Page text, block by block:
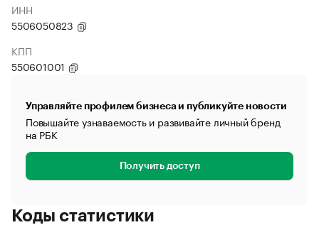
ИНН
5506050823
КПП
550601001
Управляйте профилем бизнеса и публикуйте новости
Повышайте узнаваемость и развивайте личный бренд
на РБК
Получить доступ
Коды статистики